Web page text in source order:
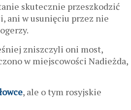
skutecznie przeszkodzić
ani w usunięciu przez nie
zniszczyli oni most,
w miejscowości Nadieżda,
, ale o tym rosyjskie